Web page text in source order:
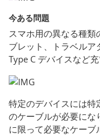
今ある問題
スマホ用の異なる種
ブレット、トラベルア
Type C デバイスなど
特定のデバイスには特
のケーブルが必要にな
に限って必要なケーブ